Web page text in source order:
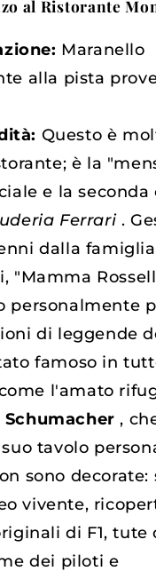
al Ristorante
Maranello
alla pista
Questo è
è la
e la seconda
Ferrari.
dalla famiglia
"Mamma
personalmente
di leggende
famoso in
l'amato
Schumacher ,
tavolo
sono decorate:
vivente,
di F1, tute
dei piloti e